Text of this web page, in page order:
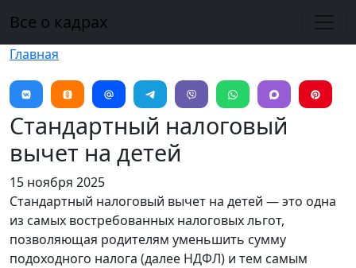
Все о кадрах
Главная
Стандартный налоговый
вычет на детей
15 ноября 2025
Стандартный налоговый вычет на детей — это одна
из самых востребованных налоговых льгот,
позволяющая родителям уменьшить сумму
подоходного налога (далее НДФЛ) и тем самым